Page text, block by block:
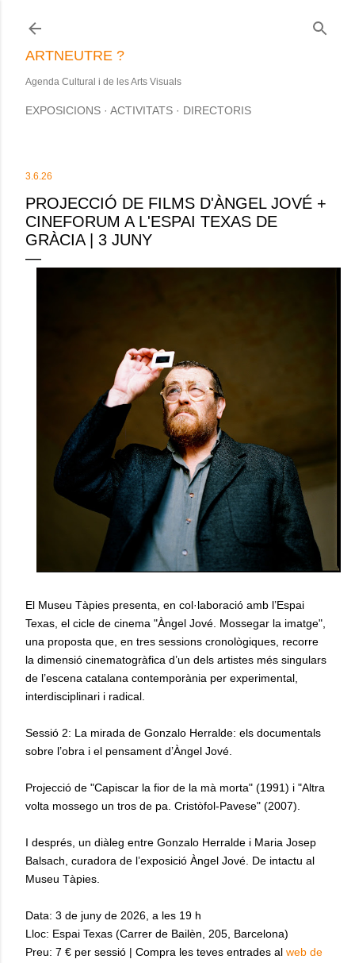
ARTNEUTRE ?
Agenda Cultural i de les Arts Visuals
EXPOSICIONS ACTIVITATS DIRECTORIS
3.6.26
PROJECCIÓ DE FILMS D'ÀNGEL JOVÉ +
CINEFORUM A L'ESPAI TEXAS DE
GRÀCIA | 3 JUNY
El Museu Tàpies presenta, en col·laboració amb l’Espai
Texas, el cicle de cinema "Àngel Jové. Mossegar la imatge",
una proposta que, en tres sessions cronològiques, recorre
la dimensió cinematogràfica d’un dels artistes més singulars
de l’escena catalana contemporània per experimental,
interdisciplinari i radical.
Sessió 2: La mirada de Gonzalo Herralde: els documentals
sobre l’obra i el pensament d’Àngel Jové.
Projecció de "Capiscar la fior de la mà morta" (1991) i "Altra
volta mossego un tros de pa. Cristòfol-Pavese" (2007).
I després, un diàleg entre Gonzalo Herralde i Maria Josep
Balsach, curadora de l’exposició Àngel Jové. De intactu al
Museu Tàpies.
Data: 3 de juny de 2026, a les 19 h
Lloc: Espai Texas (Carrer de Bailèn, 205, Barcelona)
Preu: 7 € per sessió | Compra les teves entrades al web de